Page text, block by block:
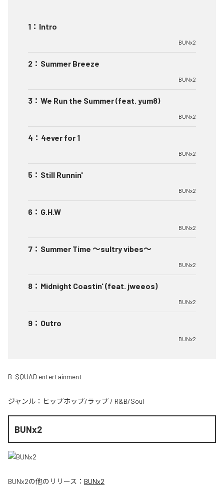
1 ： Intro
BUNx2
2 ： Summer Breeze
BUNx2
3 ： We Run the Summer (feat. yum8)
BUNx2
4 ： 4ever for 1
BUNx2
5 ： Still Runnin'
BUNx2
6 ： G.H.W
BUNx2
7 ： Summer Time 〜sultry vibes〜
BUNx2
8 ： Midnight Coastin' (feat. jweeos)
BUNx2
9 ： Outro
BUNx2
B-$QUAD entertainment
ジャンル： ヒップホップ/ラップ / R&B/Soul
BUNx2
BUNx2の他のリリース： BUNx2